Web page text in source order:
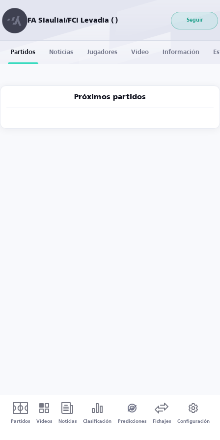
FA Siauliai/FCI Levadia ( ) Seguir
Partidos Noticias Jugadores Vídeo Información
Próximos partidos
Partidos Vídeos Noticias Clasificación Predicciones Fichajes Configuración